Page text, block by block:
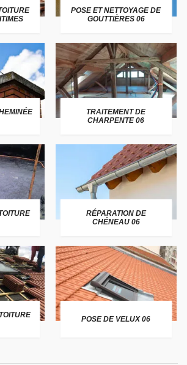
POSE ET NETTOYAGE DE
GOUTTIÈRES 06
TRAITEMENT DE
CHARPENTE 06
RÉPARATION DE
CHÉNEAU 06
POSE DE VELUX 06